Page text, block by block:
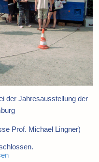
der Jahresausstellung der
Prof. Michael Lingner)